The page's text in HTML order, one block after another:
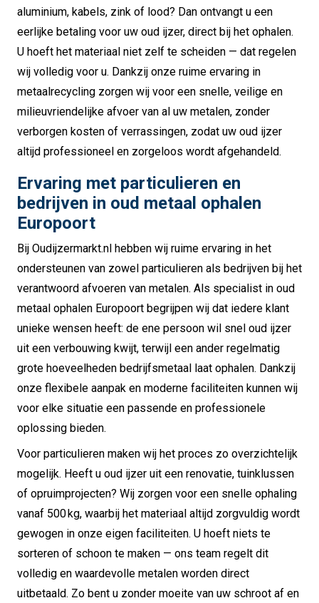
aluminium, kabels, zink of lood? Dan ontvangt u een
eerlijke betaling voor uw oud ijzer, direct bij het ophalen.
U hoeft het materiaal niet zelf te scheiden — dat regelen
wij volledig voor u. Dankzij onze ruime ervaring in
metaalrecycling zorgen wij voor een snelle, veilige en
milieuvriendelijke afvoer van al uw metalen, zonder
verborgen kosten of verrassingen, zodat uw oud ijzer
altijd professioneel en zorgeloos wordt afgehandeld.
Ervaring met particulieren en
bedrijven in oud metaal ophalen
Europoort
Bij Oudijzermarkt.nl hebben wij ruime ervaring in het
ondersteunen van zowel particulieren als bedrijven bij het
verantwoord afvoeren van metalen. Als specialist in oud
metaal ophalen Europoort begrijpen wij dat iedere klant
unieke wensen heeft: de ene persoon wil snel oud ijzer
uit een verbouwing kwijt, terwijl een ander regelmatig
grote hoeveelheden bedrijfsmetaal laat ophalen. Dankzij
onze flexibele aanpak en moderne faciliteiten kunnen wij
voor elke situatie een passende en professionele
oplossing bieden.
Voor particulieren maken wij het proces zo overzichtelijk
mogelijk. Heeft u oud ijzer uit een renovatie, tuinklussen
of opruimprojecten? Wij zorgen voor een snelle ophaling
vanaf 500 kg, waarbij het materiaal altijd zorgvuldig wordt
gewogen in onze eigen faciliteiten. U hoeft niets te
sorteren of schoon te maken — ons team regelt dit
volledig en waardevolle metalen worden direct
uitbetaald. Zo bent u zonder moeite van uw schroot af en